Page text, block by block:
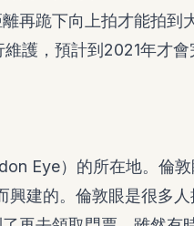
再跪下向上拍才能拍到
護，預計到2021年才會
Eye）的所在地。倫
建的。倫敦眼是很多人